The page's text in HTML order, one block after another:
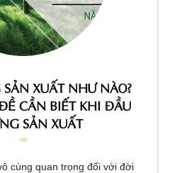
XUẤT NHƯ NÀO?
CẦN BIẾT KHI ĐẦU
SẢN XUẤT
cùng quan trọng đối với đời